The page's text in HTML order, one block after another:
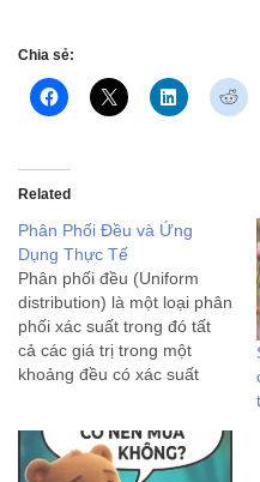
Chia sẻ:
Related
Phân Phối Đều và Ứng
Dụng Thực Tế
Phân phối đều (Uniform
distribution) là một loại phân
phối xác suất trong đó tất
cả các giá trị trong một
khoảng đều có xác suất
Phân phối đều rời rạc
(Discrete Uniform